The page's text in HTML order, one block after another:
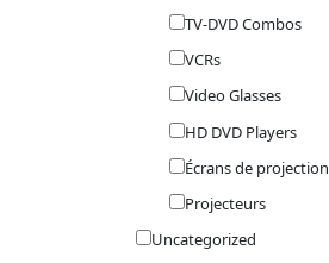
TV-DVD Combos
VCRs
Video Glasses
HD DVD Players
Écrans de projection
Projecteurs
Uncategorized